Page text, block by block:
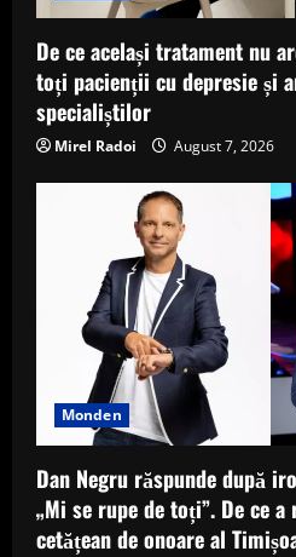
De ce același tratament nu
toți pacienții cu depresie și
specialiștilor
Mirel Radoi August 7, 2026
Monden
Dan Negru răspunde după
„Mi se rupe de toți”. De ce
cetățean de onoare al